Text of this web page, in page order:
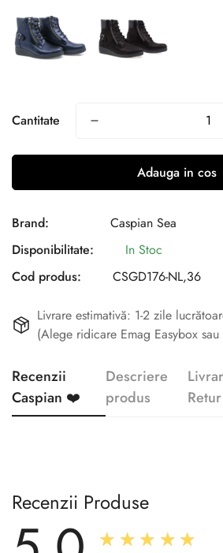
Cantitate
Adauga in cos
Brand:
Caspian Sea
Disponibilitate:
In Stoc
Cod produs:
CSGD176-NL,36
Livrare estimativă: 1-2 zile
(Alege ridicare Emag Easybox
Recenzii
Caspian ❤️
Descriere
produs
Retur
Recenzii Produse
★★★★★